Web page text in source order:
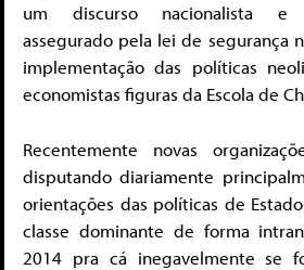
um discurso nacionalista e
assegurado pela lei de segurança
implementação das políticas
economistas figuras da Escola de
Recentemente novas
disputando diariamente
orientações das políticas de
classe dominante de forma
2014 pra cá inegavelmente se